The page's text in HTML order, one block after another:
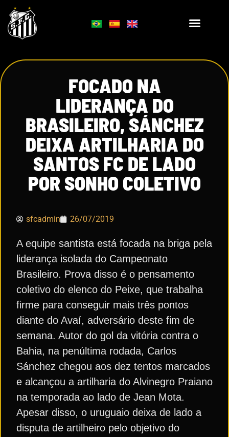
FOCADO NA
LIDERANÇA DO
BRASILEIRO, SÁNCHEZ
DEIXA ARTILHARIA DO
SANTOS FC DE LADO
POR SONHO COLETIVO
sfcadmin 26/07/2019
A equipe santista está focada na briga pela
liderança isolada do Campeonato
Brasileiro. Prova disso é o pensamento
coletivo do elenco do Peixe, que trabalha
firme para conseguir mais três pontos
diante do Avaí, adversário deste fim de
semana. Autor do gol da vitória contra o
Bahia, na penúltima rodada, Carlos
Sánchez chegou aos dez tentos marcados
e alcançou a artilharia do Alvinegro Praiano
na temporada ao lado de Jean Mota.
Apesar disso, o uruguaio deixa de lado a
disputa de artilheiro pelo objetivo do